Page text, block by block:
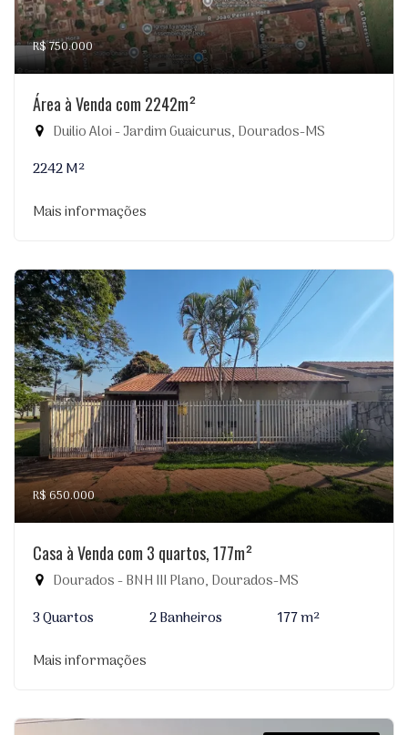
R$ 750.000
Área à Venda com 2242m²
Duilio Aloi - Jardim Guaicurus, Dourados-MS
2242 M²
Mais informações
R$ 650.000
Casa à Venda com 3 quartos, 177m²
Dourados - BNH III Plano, Dourados-MS
3 Quartos
2 Banheiros
177 m²
Mais informações